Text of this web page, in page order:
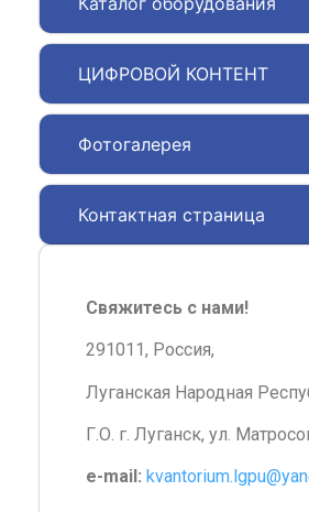
ЦИФРОВОЙ КОНТЕНТ
Фотогалерея
Контактная страница
Свяжитесь с нами!
291011, Россия,
Луганская Народная
Г.О. г. Луганск, ул.
e-mail: